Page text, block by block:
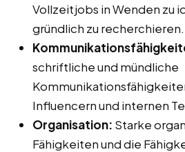
Vollzeitjobs in Wenden zu
gründlich zu recherchieren.
schriftliche und mündliche
Influencern und internen
Organisation: Starke
Fähigkeiten und die